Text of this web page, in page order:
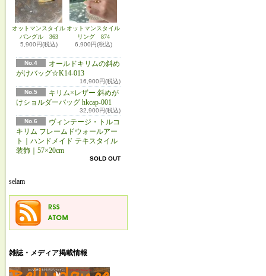
オットマンスタイル
バングル 363
5,900円(税込)
オットマンスタイル
リング 874
6,900円(税込)
No.4
オールドキリムの斜め
がけバッグ☆K14-013
16,900円(税込)
No.5
キリム×レザー 斜めが
けショルダーバッグ hkcap-001
32,900円(税込)
No.6
ヴィンテージ・トルコ
キリム フレームドウォールアー
ト｜ハンドメイド テキスタイル
装飾｜57×20cm
SOLD OUT
selam
雑誌・メディア掲載情報